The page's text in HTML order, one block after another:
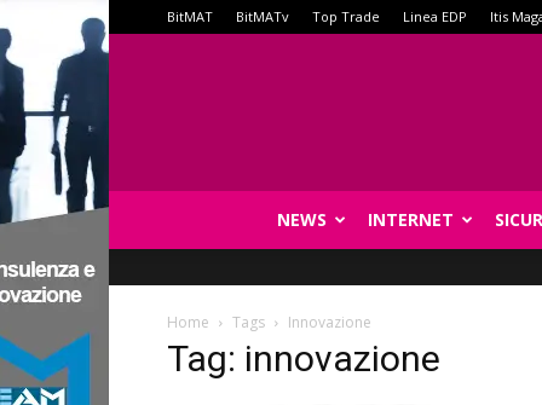
BitMAT BitMATv Top Trade Linea EDP Itis
NEWS INTERNET
Home Tags Innovazione
Tag: innovazione